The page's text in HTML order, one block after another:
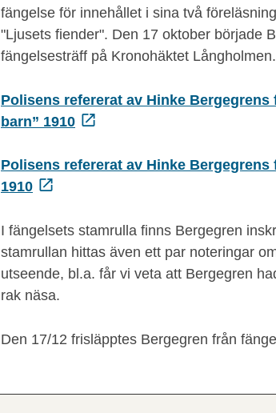
fängelse för innehållet i sina två
"Ljusets fiender". Den 17 oktober började
fängelsesträff på Kronohäktet Långholmen.
Polisens refererat av Hinke Bergegrens
barn” 1910
Polisens refererat av Hinke
1910
I fängelsets stamrulla finns Bergegren
stamrullan hittas även ett par noteringar
utseende, bl.a. får vi veta att Bergegren
rak näsa.
Den 17/12 frisläpptes Bergegren från